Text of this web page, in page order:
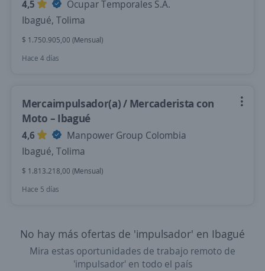
4,5
Ocupar Temporales S.A.
Ibagué, Tolima
$ 1.750.905,00 (Mensual)
Hace 4 días
Mercaimpulsador(a) / Mercaderista con
Moto – Ibagué
4,6
Manpower Group Colombia
Ibagué, Tolima
$ 1.813.218,00 (Mensual)
Hace 5 días
No hay más ofertas de 'impulsador' en Ibagué
Mira estas oportunidades de trabajo remoto de
'impulsador' en todo el país